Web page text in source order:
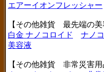
エアーイオンフレッシャー
【その他雑貨 最先端の美
白金 ナノコロイド
ナノ
美容液
【その他雑貨 非常災害用